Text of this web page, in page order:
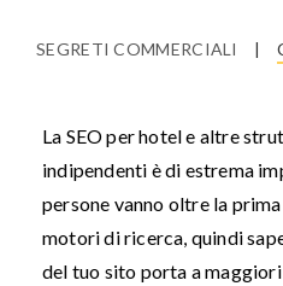
SEGRETI COMMERCIALI |
La SEO per hotel e altre
indipendenti è di estrema
persone vanno oltre la
motori di ricerca, quindi
del tuo sito porta a